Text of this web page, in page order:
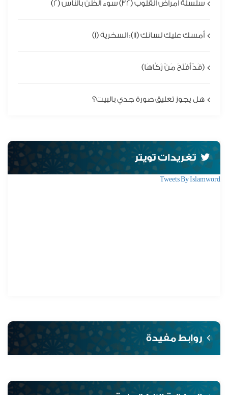
سلسلة أمراض القلوب (32) سوء الظن بالناس (2)
أمسك عليك لسانك (11): السخرية (1)
(قَدْ أَفْلَحَ مَنْ زَكَّاهَا)
هل يجوز تعليق صورة جدي بالبيت؟
تغريدات تويتر
Tweets By Islamword
روابط مفيدة